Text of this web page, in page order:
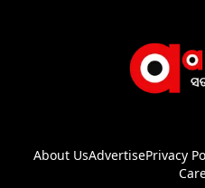
About UsAdvertisePrivacy